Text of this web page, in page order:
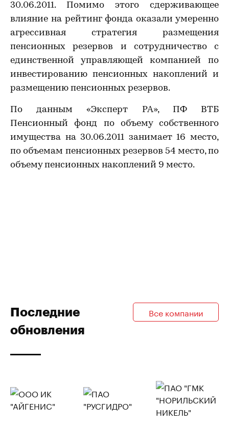
30.06.2011. Помимо этого сдерживающее
влияние на рейтинг фонда оказали умеренно
агрессивная стратегия размещения
пенсионных резервов и сотрудничество с
единственной управляющей компанией по
инвестированию пенсионных накоплений и
размещению пенсионных резервов.
По данным «Эксперт РА», ПФ ВТБ
Пенсионный фонд по объему собственного
имущества на 30.06.2011 занимает 16 место,
по объемам пенсионных резервов 54 место, по
объему пенсионных накоплений 9 место.
Последние
обновления
Все компании